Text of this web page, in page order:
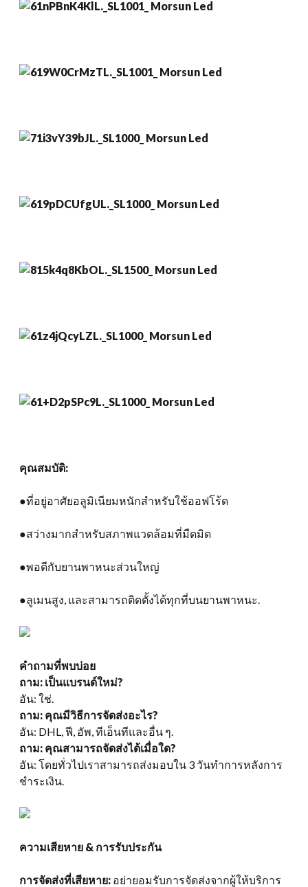
คุณสมบัติ:
●ที่อยู่อาศัยอลูมิเนียมหนักสำหรับใช้ออฟโร้ด
●สว่างมากสำหรับสภาพแวดล้อมที่มืดมิด
●พอดีกับยานพาหนะส่วนใหญ่
●ลูเมนสูง, และสามารถติดตั้งได้ทุกที่บนยานพาหนะ.
คำถามที่พบบ่อย
ถาม: เป็นแบรนด์ใหม่?
อัน: ใช่.
ถาม: คุณมีวิธีการจัดส่งอะไร?
อัน: DHL, ฟี, อัพ, ทีเอ็นทีและอื่น ๆ.
ถาม: คุณสามารถจัดส่งได้เมื่อใด?
อัน: โดยทั่วไปเราสามารถส่งมอบใน 3 วันทำการหลังการ
ชำระเงิน.
ความเสียหาย & การรับประกัน
การจัดส่งที่เสียหาย: อย่ายอมรับการจัดส่งจากผู้ให้บริการ